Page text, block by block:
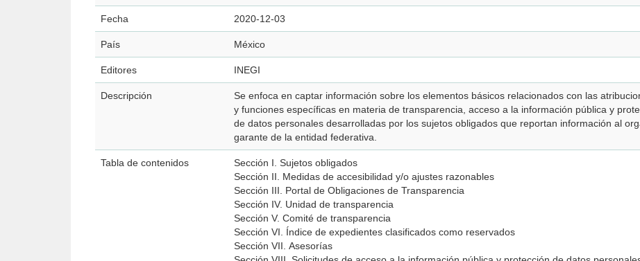
Fecha 2020-12-03
País México
Editores INEGI
Descripción
Se enfoca en captar información sobre los elementos básicos relacionados con las
y funciones específicas en materia de transparencia, acceso a la información pública y
de datos personales desarrolladas por los sujetos obligados que reportan información al
garante de la entidad federativa.
Tabla de contenidos
Sección I. Sujetos obligados
Sección II. Medidas de accesibilidad y/o ajustes razonables
Sección III. Portal de Obligaciones de Transparencia
Sección IV. Unidad de transparencia
Sección V. Comité de transparencia
Sección VI. Índice de expedientes clasificados como reservados
Sección VII. Asesorías